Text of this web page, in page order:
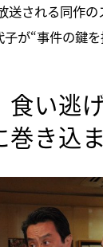
送される同作の
が“事件の鍵
い逃
き込